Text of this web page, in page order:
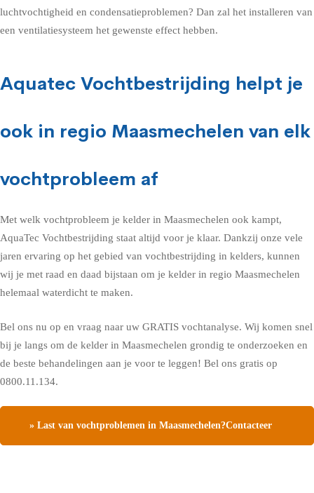
luchtvochtigheid en condensatieproblemen? Dan zal het installeren van
een ventilatiesysteem het gewenste effect hebben.
Aquatec Vochtbestrijding helpt je
ook in regio Maasmechelen van elk
vochtprobleem af
Met welk vochtprobleem je kelder in Maasmechelen ook kampt,
AquaTec Vochtbestrijding staat altijd voor je klaar. Dankzij onze vele
jaren ervaring op het gebied van vochtbestrijding in kelders, kunnen
wij je met raad en daad bijstaan om je kelder in regio Maasmechelen
helemaal waterdicht te maken.
Bel ons nu op en vraag naar uw GRATIS vochtanalyse. Wij komen snel
bij je langs om de kelder in Maasmechelen grondig te onderzoeken en
de beste behandelingen aan je voor te leggen! Bel ons gratis op
0800.11.134.
» Last van vochtproblemen in Maasmechelen?Contacteer